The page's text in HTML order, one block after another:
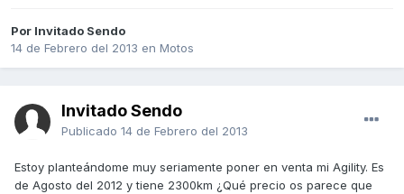
Por Invitado Sendo
14 de Febrero del 2013 en Motos
Invitado Sendo
Publicado 14 de Febrero del 2013
Estoy planteándome muy seriamente poner en venta mi Agility. Es
de Agosto del 2012 y tiene 2300km ¿Qué precio os parece que